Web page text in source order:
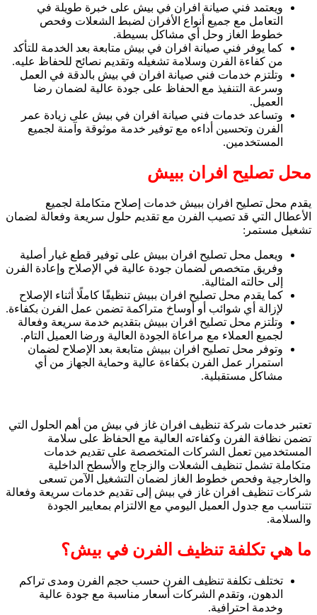
ويعتمد فني صيانة افران في بيش على خبرة طويلة في
التعامل مع جميع أنواع الأفران لضبط الشعلات وفحص
خطوط الغاز وحل أي مشاكل بسيطة.
كما يوفر فني صيانة افران في بيش متابعة بعد الخدمة للتأكد
من كفاءة الفرن وسلامة تشغيله وتقديم نصائح للحفاظ عليه.
وتلتزم خدمات فني صيانة افران في بيش بالدقة في العمل
وسرعة التنفيذ مع الحفاظ على جودة عالية لضمان رضا
العميل.
وتساعد خدمات فني صيانة افران في بيش على زيادة عمر
الفرن وتحسين أداءه مع توفير خدمة موثوقة وآمنة لجميع
المستخدمين.
محل تصليح افران ببيش
يقدم محل تصليح افران ببيش خدمات إصلاح متكاملة لجميع
الأعطال التي قد تصيب الفرن مع تقديم حلول سريعة وفعالة لضمان
تشغيل مستمر:
ويعمل محل تصليح افران ببيش على توفير قطع غيار أصلية
وفريق متخصص لضمان جودة عالية في الإصلاح وإعادة الفرن
إلى حالته المثالية.
كما يقدم محل تصليح افران ببيش تنظيفًا كاملًا أثناء الإصلاح
لإزالة أي شوائب أو أوساخ متراكمة تضمن عمل الفرن بكفاءة.
وتلتزم محل تصليح افران ببيش بتقديم خدمة سريعة وفعالة
لجميع العملاء مع مراعاة الجودة العالية ورضا العميل التام.
وتوفر محل تصليح افران ببيش متابعة بعد الإصلاح لضمان
استمرار عمل الفرن بكفاءة عالية وحماية الجهاز من أي
مشاكل مستقبلية.
تعتبر خدمات شركة تنظيف افران غاز في بيش من أهم الحلول التي
تضمن نظافة الفرن وكفاءته العالية مع الحفاظ على سلامة
المستخدمين تعمل الشركات المتخصصة على تقديم خدمات
متكاملة تشمل تنظيف الشعلات والزجاج والأسطح الداخلية
والخارجية وفحص خطوط الغاز لضمان التشغيل الآمن تسعى
شركات تنظيف افران غاز في بيش إلى تقديم خدمات سريعة وفعالة
تتناسب مع جدول العميل اليومي مع الالتزام بمعايير الجودة
والسلامة.
ما هي تكلفة تنظيف الفرن في بيش؟
تختلف تكلفة تنظيف الفرن حسب حجم الفرن ومدى تراكم
الدهون، وتقدم الشركات أسعار مناسبة مع جودة عالية
وخدمة احترافية.